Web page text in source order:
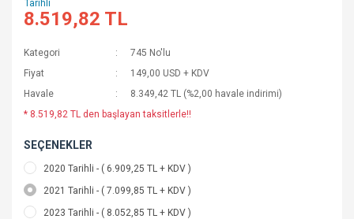
8.519,82 TL
Kategori
745 No'lu
Fiyat
149,00 USD + KDV
Havale
8.349,42 TL (%2,00 havale indirimi)
* 8.519,82 TL den başlayan taksitlerle!!
SEÇENEKLER
2020 Tarihli - ( 6.909,25 TL + KDV )
2021 Tarihli - ( 7.099,85 TL + KDV )
2023 Tarihli - ( 8.052,85 TL + KDV )